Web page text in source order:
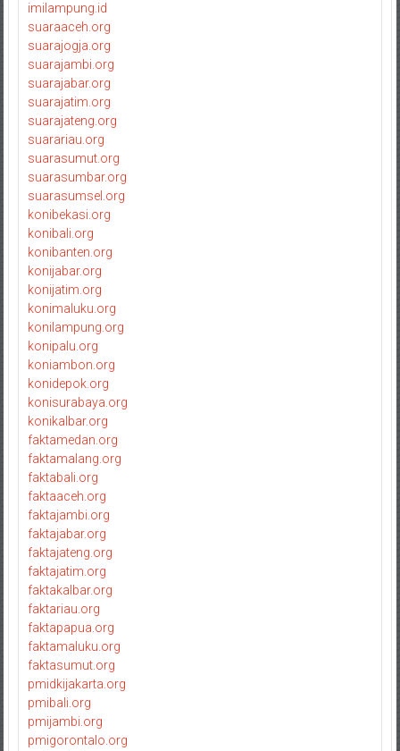
imilampung.id
suaraaceh.org
suarajogja.org
suarajambi.org
suarajabar.org
suarajatim.org
suarajateng.org
suarariau.org
suarasumut.org
suarasumbar.org
suarasumsel.org
konibekasi.org
konibali.org
konibanten.org
konijabar.org
konijatim.org
konimaluku.org
konilampung.org
konipalu.org
koniambon.org
konidepok.org
konisurabaya.org
konikalbar.org
faktamedan.org
faktamalang.org
faktabali.org
faktaaceh.org
faktajambi.org
faktajabar.org
faktajateng.org
faktajatim.org
faktakalbar.org
faktariau.org
faktapapua.org
faktamaluku.org
faktasumut.org
pmidkijakarta.org
pmibali.org
pmijambi.org
pmigorontalo.org